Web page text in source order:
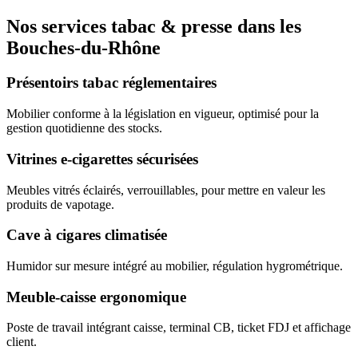
Nos services tabac & presse dans les
Bouches-du-Rhône
Présentoirs tabac réglementaires
Mobilier conforme à la législation en vigueur, optimisé pour la
gestion quotidienne des stocks.
Vitrines e-cigarettes sécurisées
Meubles vitrés éclairés, verrouillables, pour mettre en valeur les
produits de vapotage.
Cave à cigares climatisée
Humidor sur mesure intégré au mobilier, régulation hygrométrique.
Meuble-caisse ergonomique
Poste de travail intégrant caisse, terminal CB, ticket FDJ et affichage
client.